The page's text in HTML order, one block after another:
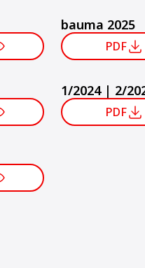
bauma 2025
PDF
1/2024 | 2/
PDF